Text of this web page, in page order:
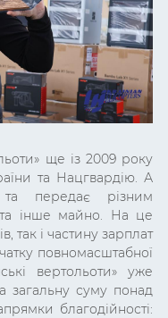
ще із 2009 року
та Нацгвардію. А
та передає різним
та інше майно. На це
так і частину зарплат
повномасштабної
вертольоти» уже
загальну суму понад
благодійності: